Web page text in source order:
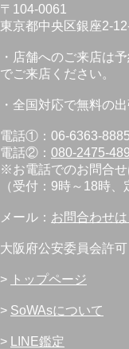
〒104-0061
東京都中央区銀座2-
・店舗へのご来店は
でご来店ください。
・全国対応で無料の
電話①：06-6363-8885
電話②： 080-2475-
※お電話でのお問合
（受付：9時～18時、
メール： お問合わせ
大阪府公安委員会許
> トップページ
> SoWAsについて
> LINE鑑定